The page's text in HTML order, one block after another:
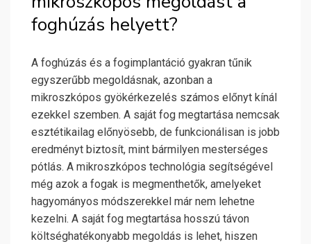
foghúzás helyett?
A foghúzás és a fogimplantáció gyakran tűnik
egyszerűbb megoldásnak, azonban a
mikroszkópos gyökérkezelés számos előnyt kínál
ezekkel szemben. A saját fog megtartása nemcsak
esztétikailag előnyösebb, de funkcionálisan is jobb
eredményt biztosít, mint bármilyen mesterséges
pótlás. A mikroszkópos technológia segítségével
még azok a fogak is megmenthetők, amelyeket
hagyományos módszerekkel már nem lehetne
kezelni. A saját fog megtartása hosszú távon
költséghatékonyabb megoldás is lehet, hiszen